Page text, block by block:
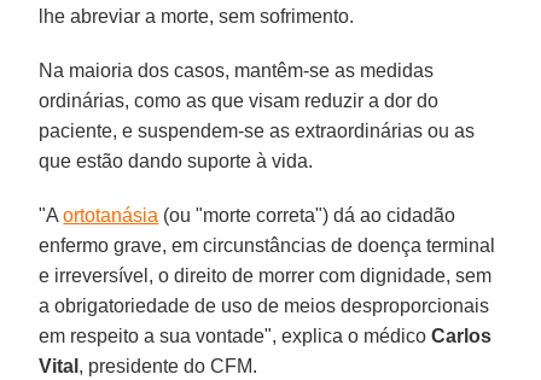
lhe abreviar a morte, sem sofrimento.
Na maioria dos casos, mantêm-se as medidas
ordinárias, como as que visam reduzir a dor do
paciente, e suspendem-se as extraordinárias ou as
que estão dando suporte à vida.
"Aortotanásia (ou "morte correta") dá ao cidadão
enfermo grave, em circunstâncias de doença terminal
e irreversível, o direito de morrer com dignidade, sem
a obrigatoriedade de uso de meios desproporcionais
em respeito a sua vontade", explica o médicoCarlos
Vital , presidente do CFM.